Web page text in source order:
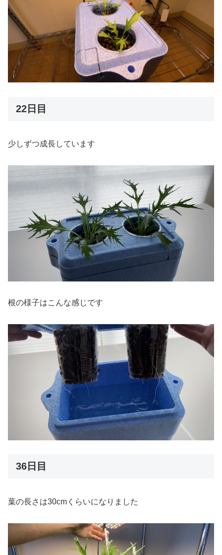
22日目
少しずつ成長しています
根の様子はこんな感じです
36日目
葉の長さは30cmくらいになりました